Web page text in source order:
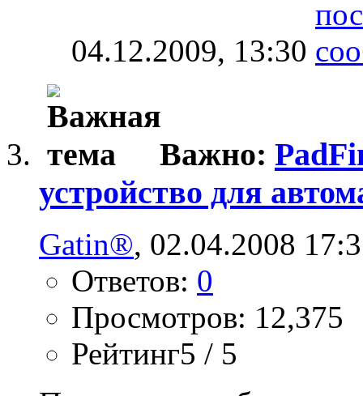
04.12.2009, 13:30
Важно:
устройство для
Gatin®, 02.04.2008
Ответов: 0
Просмотров: 12,375
Рейтинг5 / 5